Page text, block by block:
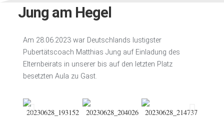
Jung am Hegel
Am 28.06.2023 war Deutschlands lustigster
Pubertätscoach Matthias Jung auf Einladung des
Elternbeirats in unserer bis auf den letzten Platz
besetzten Aula zu Gast.